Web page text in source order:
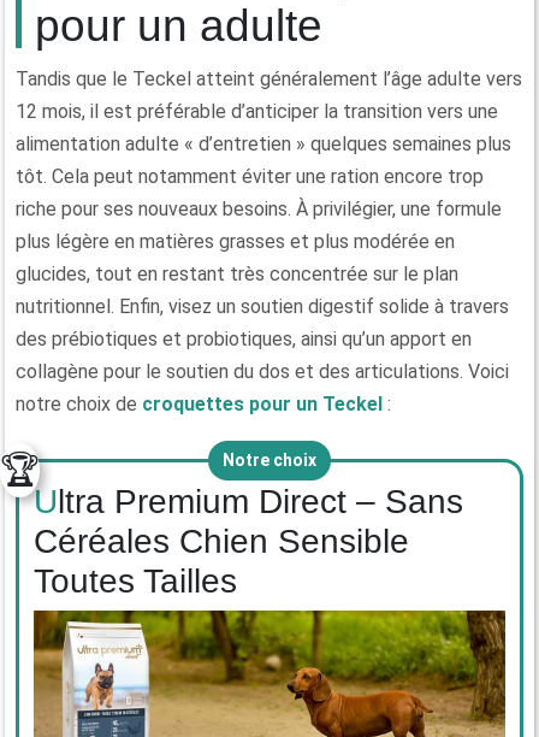
pour un adulte
Tandis que le Teckel atteint généralement l’âge adulte vers
12 mois, il est préférable d’anticiper la transition vers une
alimentation adulte « d’entretien » quelques semaines plus
tôt. Cela peut notamment éviter une ration encore trop
riche pour ses nouveaux besoins. À privilégier, une formule
plus légère en matières grasses et plus modérée en
glucides, tout en restant très concentrée sur le plan
nutritionnel. Enfin, visez un soutien digestif solide à travers
des prébiotiques et probiotiques, ainsi qu’un apport en
collagène pour le soutien du dos et des articulations. Voici
notre choix de croquettes pour un Teckel :
Notre choix
🏆
Ultra Premium Direct – Sans
Céréales Chien Sensible
Toutes Tailles